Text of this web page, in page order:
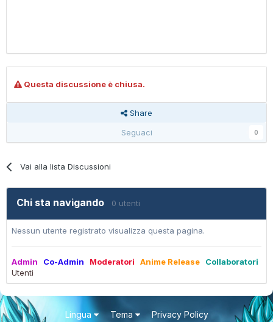
Questa discussione è chiusa.
Share
Seguaci
0
Vai alla lista Discussioni
Chi sta navigando 0 utenti
Nessun utente registrato visualizza questa pagina.
Admin Co-Admin Moderatori Anime Release
Collaboratori
Utenti
Lingua Tema Privacy Policy